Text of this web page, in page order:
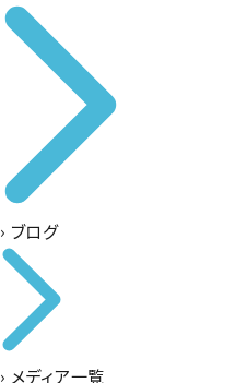
› ブログ
› メディア一覧